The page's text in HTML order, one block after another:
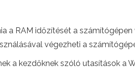
a RAM időzítését a
végezheti a
a kezdőknek szóló utasítások a